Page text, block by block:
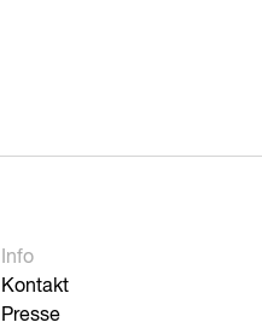
Info
Kontakt
Presse